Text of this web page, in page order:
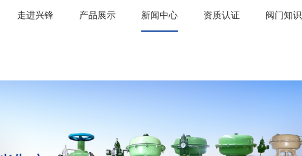
走进兴锋 产品展示 新闻中心 资质认证 阀门知识